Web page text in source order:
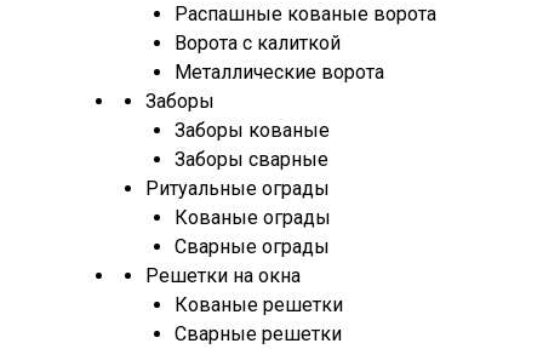
Распашные кованые ворота
Ворота с калиткой
Металлические ворота
Заборы
Заборы кованые
Заборы сварные
Ритуальные ограды
Кованые ограды
Сварные ограды
Решетки на окна
Кованые решетки
Сварные решетки